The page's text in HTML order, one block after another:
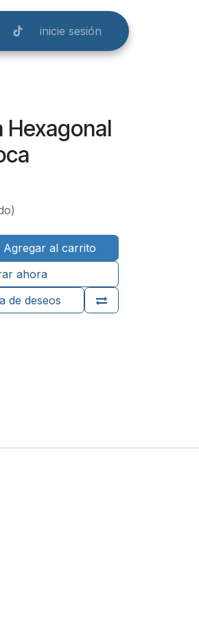
inicie sesión
Hexagonal
Agregar al carrito
ahora
de deseos